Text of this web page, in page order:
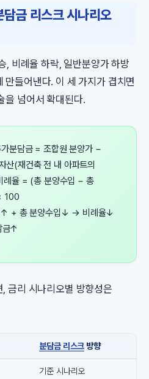
금 리스크 시나리오
, 비례율 하락, 일반분양가 하방
만들어낸다. 이 세 가지가 겹치면
을 넘어서 확대된다.
분담금 = 조합원 분양가 −
산(재건축 전 내 아파트의
례율 = (총 분양수입 − 총
100
↑ + 총 분양수입↓ → 비례율↓
금↑
금리 시나리오별 방향성은
분담금 리스크 방향
기준 시나리오